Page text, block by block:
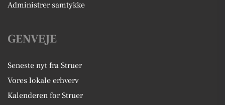
Administrer samtykke
GENVEJE
Seneste nyt fra Struer
Vores lokale erhverv
Kalenderen for Struer